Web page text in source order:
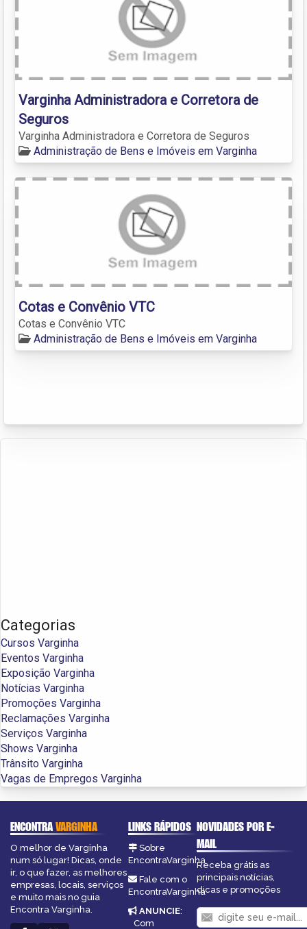
Varginha Administradora e Corretora de
Seguros
Varginha Administradora e Corretora de Seguros
Administração de Bens e Imóveis em Varginha
Cotas e Convênio VTC
Cotas e Convênio VTC
Administração de Bens e Imóveis em Varginha
Categorias
Cursos Varginha
Eventos Varginha
Exposição Varginha
Notícias Varginha
Promoções Varginha
Reclamações Varginha
Serviços Varginha
Shows Varginha
Trânsito Varginha
Vagas de Empregos Varginha
ENCONTRAVARGINHA
O melhor de Varginha
num só lugar! Dicas, onde
ir, o que fazer, as melhores
empresas, locais, serviços
e muito mais no guia
Encontra Varginha.
LINKS RÁPIDOS
Sobre
EncontraVarginha
Fale com o
EncontraVarginha
ANUNCIE:
Com
NOVIDADES POR E-
MAIL
Receba grátis as
principais notícias,
dicas e promoções